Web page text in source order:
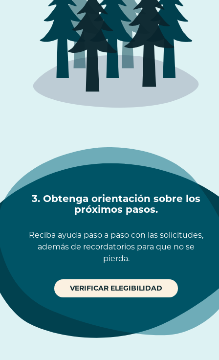
3. Obtenga orientación sobre los
próximos pasos.
Reciba ayuda paso a paso con las solicitudes,
además de recordatorios para que no se
pierda.
VERIFICAR ELEGIBILIDAD